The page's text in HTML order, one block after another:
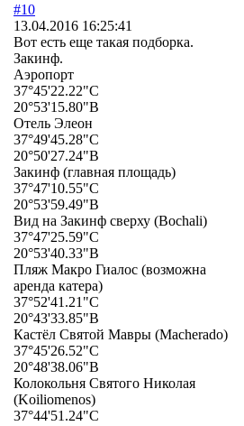
#10
13.04.2016 16:25:41
Вот есть еще такая подборка.
Закинф.
Аэропорт
37°45'22.22"С
20°53'15.80"В
Отель Элеон
37°49'45.28"С
20°50'27.24"В
Закинф (главная площадь)
37°47'10.55"С
20°53'59.49"В
Вид на Закинф сверху (Bochali)
37°47'25.59"С
20°53'40.33"В
Пляж Макро Гиалос (возможна
аренда катера)
37°52'41.21"С
20°43'33.85"В
Кастёл Святой Мавры (Macherado)
37°45'26.52"С
20°48'38.06"В
Колокольня Святого Николая
(Koiliomenos)
37°44'51.24"С